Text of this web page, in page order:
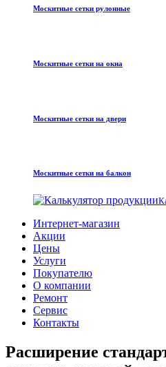
Москитные сетки рулонные
Москитные сетки на окна
Москитные сетки на двери
Москитные сетки на балкон
Интернет-магазин
Акции
Цены
Услуги
Покупателю
О компании
Ремонт
Сервис
Контакты
Расширение